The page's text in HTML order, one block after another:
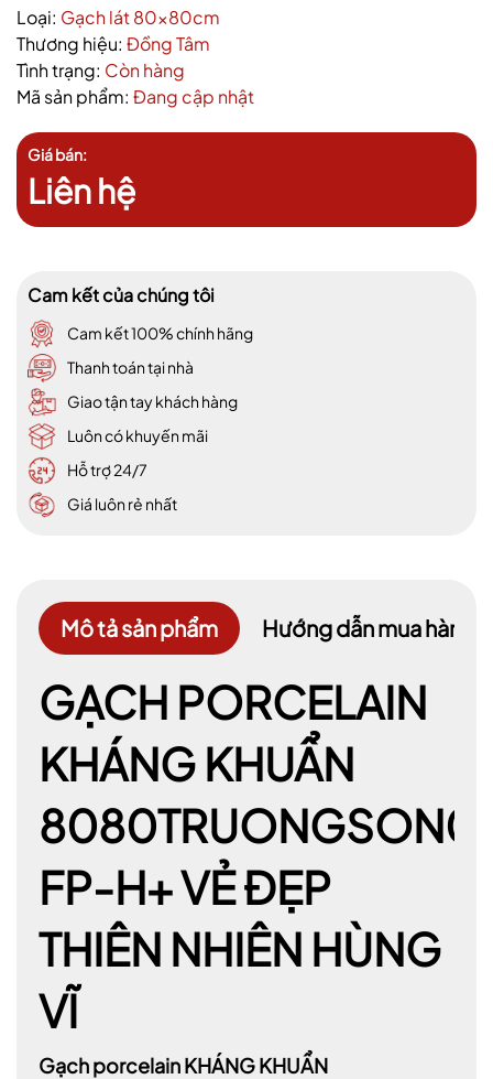
Loại: Gạch lát 80x80cm
Thương hiệu: Đồng Tâm
Tình trạng: Còn hàng
Mã sản phẩm: Đang cập nhật
Giá bán:
Liên hệ
Cam kết của chúng tôi
Cam kết 100% chính hãng
Thanh toán tại nhà
Giao tận tay khách hàng
Luôn có khuyến mãi
Hỗ trợ 24/7
Giá luôn rẻ nhất
Mô tả sản phẩm Hướng dẫn mua hàng
­GẠCH PORCELAIN
KHÁNG KHUẨN
FP-H+ VẺ ĐẸP
THIÊN NHIÊN HÙNG
VĨ
Gạch porcelain KHÁNG KHUẨN